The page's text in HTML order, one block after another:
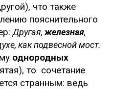
что также
пояснительного
Другая, железная,
как подвесной мост.
однородных
то сочетание
странным: ведь